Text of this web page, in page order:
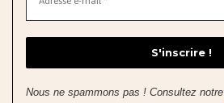
Nous ne spammons pas ! Consultez notre